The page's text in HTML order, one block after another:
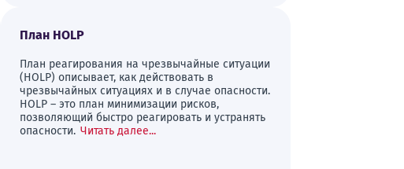
План HOLP
План реагирования на чрезвычайные ситуации
(HOLP) описывает, как действовать в
чрезвычайных ситуациях и в случае опасности.
HOLP – это план минимизации рисков,
позволяющий быстро реагировать и устранять
опасности. Читать далее...